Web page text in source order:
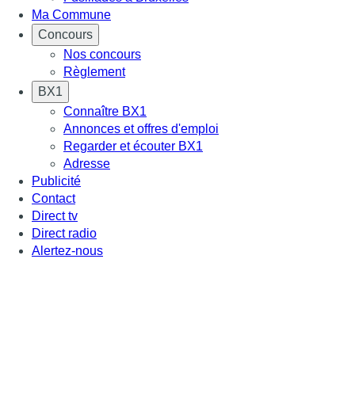
Ma Commune
Concours
Nos concours
Règlement
BX1
Connaître BX1
Annonces et offres d'emploi
Regarder et écouter BX1
Adresse
Publicité
Contact
Direct tv
Direct radio
Alertez-nous